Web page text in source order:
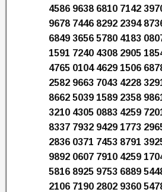
4586 9638 6810 7142
9678 7446 8292 2394
6849 3656 5780 4183
1591 7240 4308 2905
4765 0104 4629 1506
2582 9663 7043 4228
8662 5039 1589 2358
3210 4305 0883 4259
8337 7932 9429 1773
2836 0371 7453 8791
9892 0607 7910 4259
5816 8925 9753 6889
2106 7190 2802 9360